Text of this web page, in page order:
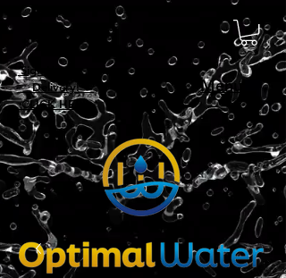
Sign Up For
Delivery!
CLICK HERE
Menu